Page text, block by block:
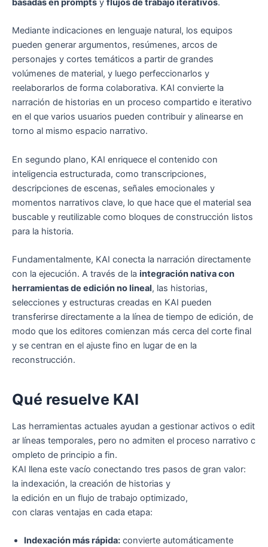
basadas en prompts y flujos de trabajo iterativos.
Mediante indicaciones en lenguaje natural, los equipos
pueden generar argumentos, resúmenes, arcos de
personajes y cortes temáticos a partir de grandes
volúmenes de material, y luego perfeccionarlos y
reelaborarlos de forma colaborativa. KAI convierte la
narración de historias en un proceso compartido e iterativo
en el que varios usuarios pueden contribuir y alinearse en
torno al mismo espacio narrativo.
En segundo plano, KAI enriquece el contenido con
inteligencia estructurada, como transcripciones,
descripciones de escenas, señales emocionales y
momentos narrativos clave, lo que hace que el material sea
buscable y reutilizable como bloques de construcción listos
para la historia.
Fundamentalmente, KAI conecta la narración directamente
con la ejecución. A través de la integración nativa con
herramientas de edición no lineal, las historias,
selecciones y estructuras creadas en KAI pueden
transferirse directamente a la línea de tiempo de edición, de
modo que los editores comienzan más cerca del corte final
y se centran en el ajuste fino en lugar de en la
reconstrucción.
Qué resuelve KAI
Las herramientas actuales ayudan a gestionar activos o edit
ar líneas temporales, pero no admiten el proceso narrativo c
ompleto de principio a fin.
KAI llena este vacío conectando tres pasos de gran valor:
la indexación, la creación de historias y
la edición en un flujo de trabajo optimizado,
con claras ventajas en cada etapa:
Indexación más rápida: convierte automáticamente